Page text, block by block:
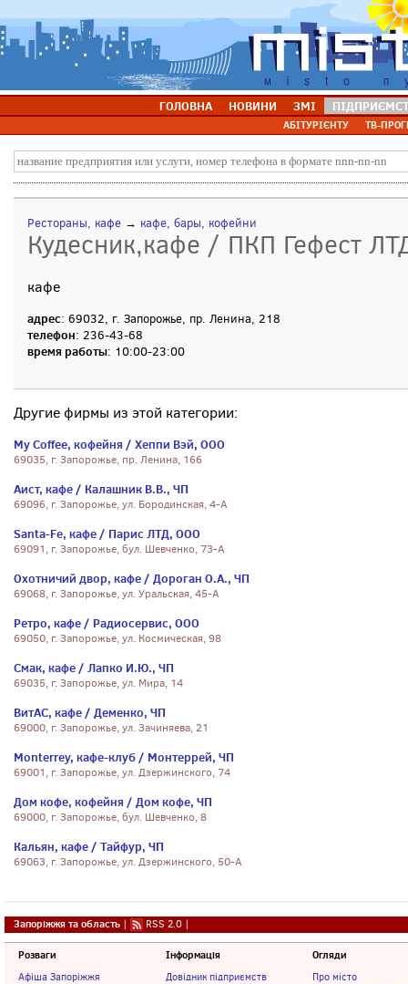
ГОЛОВНА НОВИНИ ЗМІ
АБІТУРІЄНТУ ТВ-
Рестораны, кафе → кафе, бары, кофейни
Кудесник,кафе / ПКП Гефест
кафе
адрес: 69032, г. Запорожье, пр. Ленина, 218
телефон: 236-43-68
время работы: 10:00-23:00
Другие фирмы из этой категории:
My Coffee, кофейня / Хеппи Вэй, ООО
69035, г. Запорожье, пр. Ленина, 166
Аист, кафе / Калашник В.В., ЧП
69096, г. Запорожье, ул. Бородинская, 4-А
Santa-Fe, кафе / Парис ЛТД, ООО
69091, г. Запорожье, бул. Шевченко, 73-А
Охотничий двор, кафе / Дороган О.А., ЧП
69068, г. Запорожье, ул. Уральская, 45-А
Ретро, кафе / Радиосервис, ООО
69050, г. Запорожье, ул. Космическая, 98
Смак, кафе / Лапко И.Ю., ЧП
69035, г. Запорожье, ул. Мира, 14
ВитАС, кафе / Деменко, ЧП
69000, г. Запорожье, ул. Зачиняева, 21
Monterrey, кафе-клуб / Монтеррей, ЧП
69001, г. Запорожье, ул. Дзержинского, 74
Дом кофе, кофейня / Дом кофе, ЧП
69000, г. Запорожье, бул. Шевченко, 8
Кальян, кафе / Тайфур, ЧП
69063, г. Запорожье, ул. Дзержинского, 50-А
Запоріжжя та область | RSS 2.0 |
Розваги
Афіша Запоріжжя
Інформація
Довідник підприємств
Огляди
Про місто